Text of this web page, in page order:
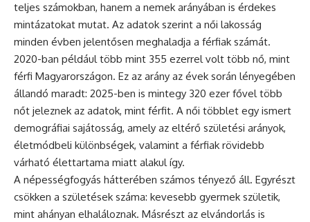
teljes számokban, hanem a nemek arányában is érdekes
mintázatokat mutat. Az adatok szerint a női lakosság
minden évben jelentősen meghaladja a férfiak számát.
2020-ban például több mint 355 ezerrel volt több nő, mint
férfi Magyarországon. Ez az arány az évek során lényegében
állandó maradt: 2025-ben is mintegy 320 ezer fővel több
nőt jeleznek az adatok, mint férfit. A női többlet egy ismert
demográfiai sajátosság, amely az eltérő születési arányok,
életmódbeli különbségek, valamint a férfiak rövidebb
várható élettartama miatt alakul így.
A népességfogyás hátterében számos tényező áll. Egyrészt
csökken a születések száma: kevesebb gyermek születik,
mint ahányan elhaláloznak. Másrészt az elvándorlás is